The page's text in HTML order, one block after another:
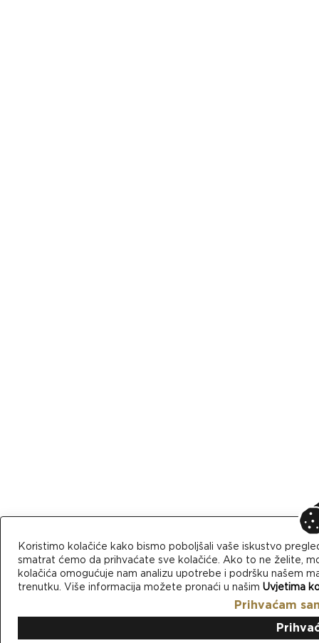
Koristimo kolačiće kako bismo poboljšali vaše iskustvo
smatrat ćemo da prihvaćate sve kolačiće. Ako to ne želite,
kolačića omogućuje nam analizu upotrebe i podršku našem
trenutku. Više informacija možete pronaći u našim Uvjetima
Prihvaćam